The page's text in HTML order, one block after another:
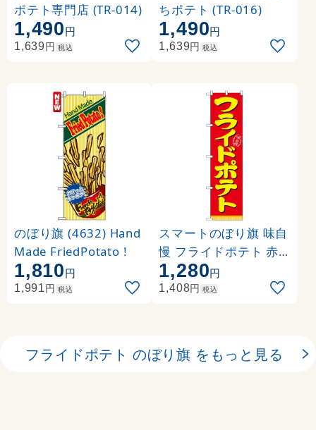
ポテト専門店 (TR-014)
1,490円
1,639円 税込
ちポテト (TR-016)
1,490円
1,639円 税込
のぼり旗 (4632) Hand
Made FriedPotato !
1,810円
1,991円 税込
スマートのぼり旗 味自
慢 フライドポテト 赤
地 (22185)
1,280円
1,408円 税込
フライドポテト のぼり旗 をもっと見る